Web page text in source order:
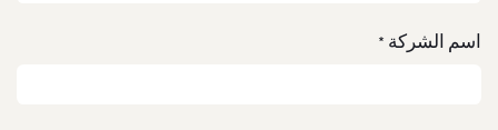
اسم الشركة *